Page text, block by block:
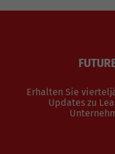
Erhalten Sie
Updates zu